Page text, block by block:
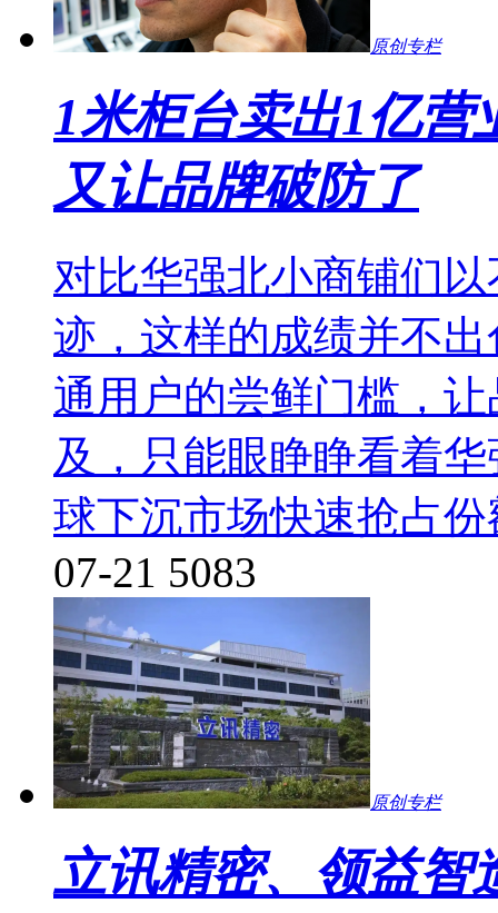
原创专栏
1米柜台卖出1亿
又让品牌破防了
对比华强北小商铺们
迹，这样的成绩并不
通用户的尝鲜门槛，
及，只能眼睁睁看着
球下沉市场快速抢占份
07-21 5083
原创专栏
立讯精密、领益智